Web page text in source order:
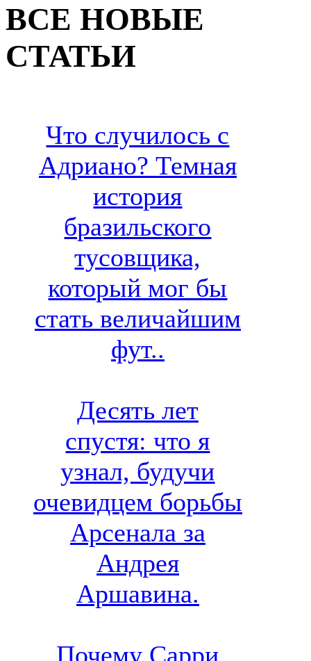
ВСЕ НОВЫЕ
СТАТЬИ
Что случилось с
Адриано? Темная
история
бразильского
тусовщика,
который мог бы
стать величайшим
фут..
Десять лет
спустя: что я
узнал, будучи
очевидцем борьбы
Арсенала за
Андрея
Аршавина.
Почему Сарри